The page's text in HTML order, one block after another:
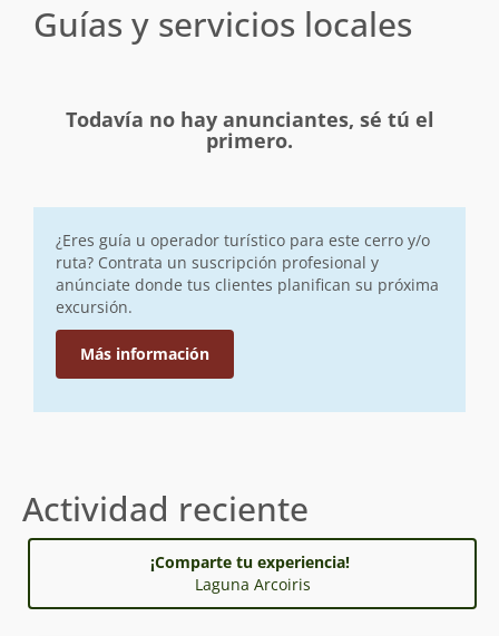
Guías y servicios locales
Todavía no hay anunciantes, sé tú el
primero.
¿Eres guía u operador turístico para este cerro y/o
ruta? Contrata un suscripción profesional y
anúnciate donde tus clientes planifican su próxima
excursión.
Más información
Actividad reciente
¡Comparte tu experiencia!
Laguna Arcoiris